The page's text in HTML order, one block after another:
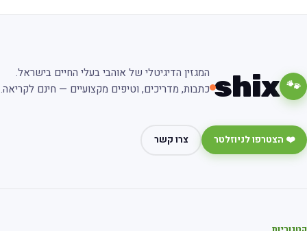
🐾
shix
המגזין הדיגיטלי של אוהבי בעלי החיים בישראל.
כתבות, מדריכים, וטיפים מקצועיים — חינם לקריאה.
❤️ הצטרפו לניוזלטר צרו קשר